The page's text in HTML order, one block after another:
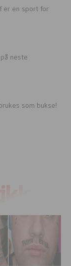
er en sport for
neste
som bukse!